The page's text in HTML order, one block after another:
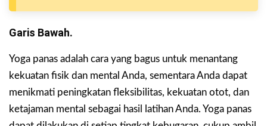
Garis Bawah.
Yoga panas adalah cara yang bagus untuk menantang
kekuatan fisik dan mental Anda, sementara Anda dapat
menikmati peningkatan fleksibilitas, kekuatan otot, dan
ketajaman mental sebagai hasil latihan Anda. Yoga panas